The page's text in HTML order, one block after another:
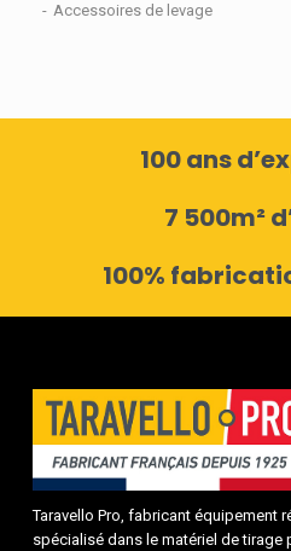
Accessoires de levage
100 ans
7 500m²
100%
Taravello Pro, fabricant équipement
spécialisé dans le matériel de